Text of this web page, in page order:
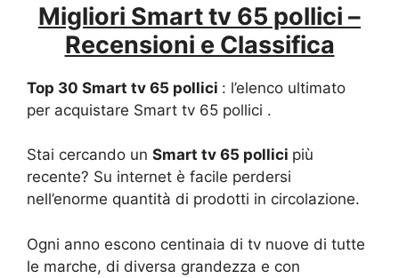
Migliori Smart tv 65 pollici –
Recensioni e Classifica
Top 30 Smart tv 65 pollici : l’elenco ultimato
per acquistare Smart tv 65 pollici .
Stai cercando un Smart tv 65 pollici più
recente? Su internet è facile perdersi
nell’enorme quantità di prodotti in circolazione.
Ogni anno escono centinaia di tv nuove di tutte
le marche, di diversa grandezza e con